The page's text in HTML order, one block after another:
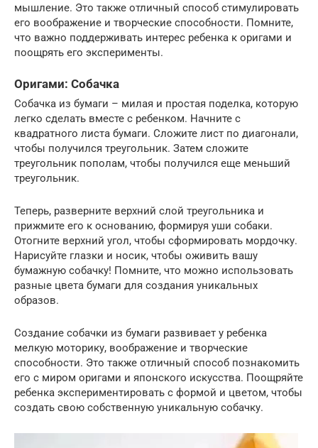
мышление. Это также отличный способ стимулировать
его воображение и творческие способности. Помните,
что важно поддерживать интерес ребенка к оригами и
поощрять его эксперименты.
Оригами: Собачка
Собачка из бумаги – милая и простая поделка, которую
легко сделать вместе с ребенком. Начните с
квадратного листа бумаги. Сложите лист по диагонали,
чтобы получился треугольник. Затем сложите
треугольник пополам, чтобы получился еще меньший
треугольник.
Теперь, разверните верхний слой треугольника и
прижмите его к основанию, формируя уши собаки.
Отогните верхний угол, чтобы сформировать мордочку.
Нарисуйте глазки и носик, чтобы оживить вашу
бумажную собачку! Помните, что можно использовать
разные цвета бумаги для создания уникальных
образов.
Создание собачки из бумаги развивает у ребенка
мелкую моторику, воображение и творческие
способности. Это также отличный способ познакомить
его с миром оригами и японского искусства. Поощряйте
ребенка экспериментировать с формой и цветом, чтобы
создать свою собственную уникальную собачку.